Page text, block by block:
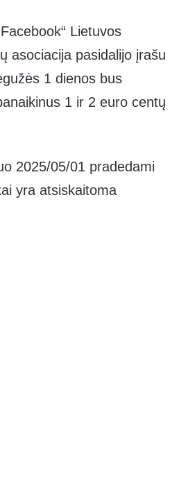
Lietuvos
asociacija pasidalijo įrašu
1 dienos bus
1 ir 2 euro centų
2025/05/01 pradedami
yra atsiskaitoma